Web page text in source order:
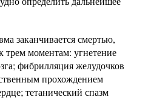
заканчивается смертью,
трем моментам: угнетение
фибрилляция желудочков
прохождением
тетанический спазм